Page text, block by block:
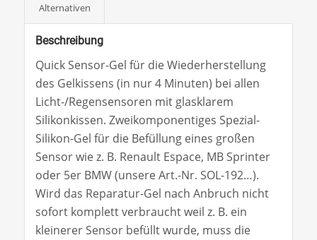
Alternativen
Beschreibung
Quick Sensor-Gel für die Wiederherstellung
des Gelkissens (in nur 4 Minuten) bei allen
Licht-/Regensensoren mit glasklarem
Silikonkissen. Zweikomponentiges Spezial-
Silikon-Gel für die Befüllung eines großen
Sensor wie z. B. Renault Espace, MB Sprinter
oder 5er BMW (unsere Art.-Nr. SOL-192…).
Wird das Reparatur-Gel nach Anbruch nicht
sofort komplett verbraucht weil z. B. ein
kleinerer Sensor befüllt wurde, muss die